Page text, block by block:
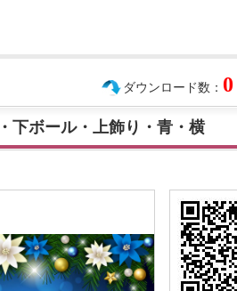
ダウンロード数： 0
下ボール・上飾り・青・横